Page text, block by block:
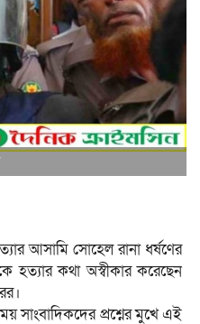
আসামি সোহেল রানা ধর্ষণের
হত্যার কথা অস্বীকার করেছেন
প্রশ্নের মুখে এই